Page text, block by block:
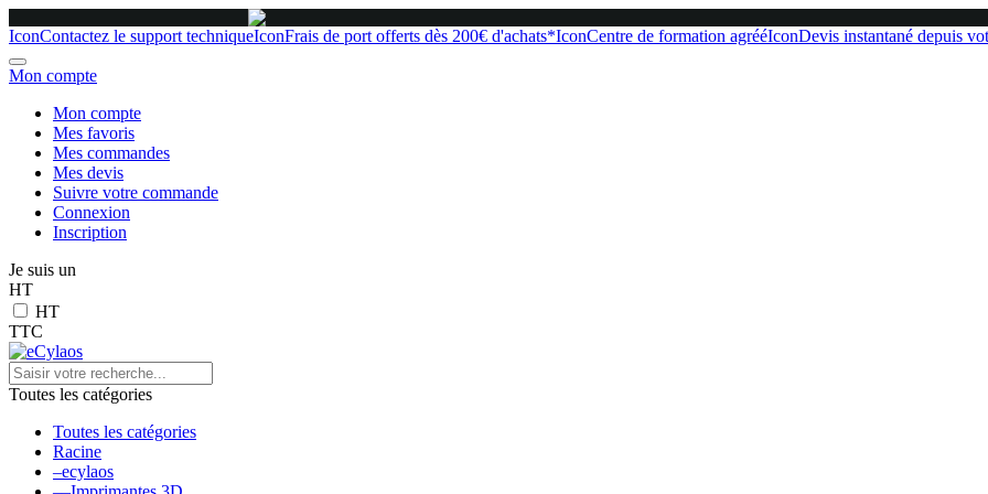
IconContactez le support techniqueIconFrais de port offerts dès 200€ d'achats*IconCentre de formation agrééIconDevis instantané depuis
Mon compte
Mon compte
Mes favoris
Mes commandes
Mes devis
Suivre votre commande
Connexion
Inscription
Je suis un
HT
HT
TTC
Toutes les catégories
Toutes les catégories
Racine
–ecylaos